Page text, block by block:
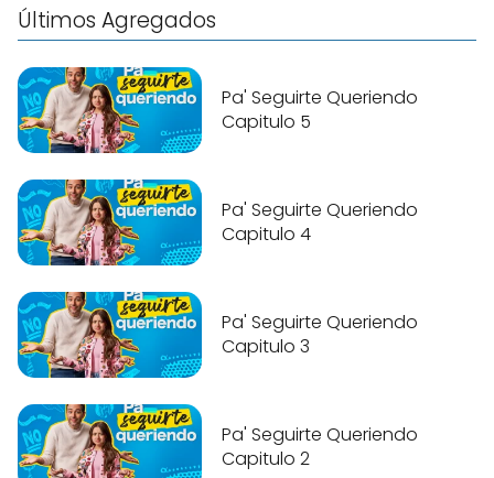
Últimos Agregados
Pa' Seguirte Queriendo
Capitulo 5
Pa' Seguirte Queriendo
Capitulo 4
Pa' Seguirte Queriendo
Capitulo 3
Pa' Seguirte Queriendo
Capitulo 2